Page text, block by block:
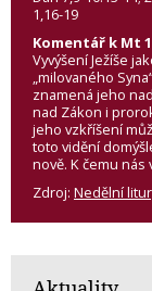
1,16-19
Komentář k Mt
Vyvýšení Ježíše
„milovaného
znamená jeho
nad Zákon i
jeho vzkříšení
toto vidění
nově. K čemu nás
Zdroj: Nedělní